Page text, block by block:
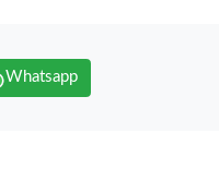
Whatsapp